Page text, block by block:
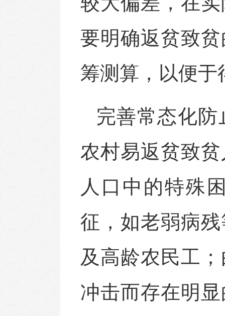
要明确返贫致
筹测算，以便
完善常态化
农村易返贫致
人口中的特殊
征，如老弱病
及高龄农民工
冲击而存在明